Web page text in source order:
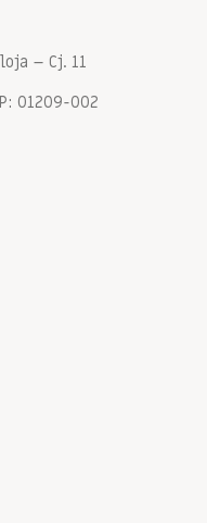
– Cj. 11
01209-002